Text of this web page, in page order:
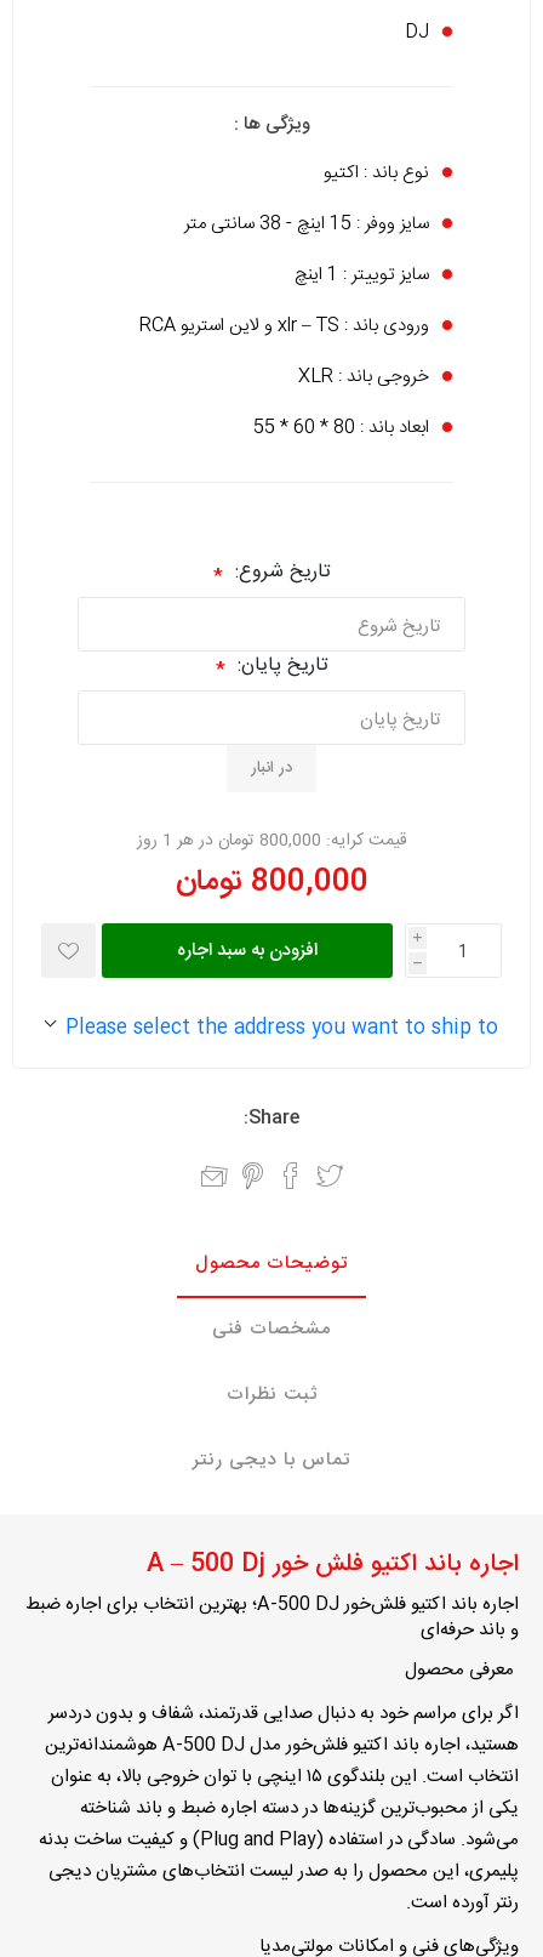
DJ
ویژگی ها :
نوع باند : اکتیو
سایز ووفر : 15 اینچ - 38 سانتی متر
سایز توییتر : 1 اینچ
ورودی باند : xlr – TS و لاین استریو RCA
خروجی باند : XLR
ابعاد باند : 80 * 60 * 55
تاریخ شروع: *
تاریخ پایان: *
در انبار
قیمت کرایه: 800,000 تومان در هر 1 روز
800,000 تومان
i
h افزودن به سبد اجاره
Please select the address you want to ship to
Share:
توضیحات محصول
مشخصات فنی
ثبت نظرات
تماس با دیجی رنتر
اجاره باند اکتیو فلش خور A – 500 Dj
اجاره باند اکتیو فلش‌خورA-500 DJ
؛ بهترین انتخاب برای اجاره ضبط
و باند حرفه‌ای
معرفی محصول
اگر برای مراسم خود به دنبال صدایی قدرتمند، شفاف و بدون دردسر
هستید، اجاره باند اکتیو فلش‌خور مدل
هوشمندانه‌ترین
انتخاب است. این بلندگوی ۱۵ اینچی با توان خروجی بالا، به عنوان
یکی از محبوب‌ترین گزینه‌ها در دسته اجاره ضبط و باند شناخته
می‌شود. سادگی در استفاده (Plug and Play) و کیفیت ساخت بدنه
پلیمری، این محصول را به صدر لیست انتخاب‌های مشتریان دیجی
رنتر آورده است.
ویژگی‌های فنی و امکانات مولتی‌مدیا